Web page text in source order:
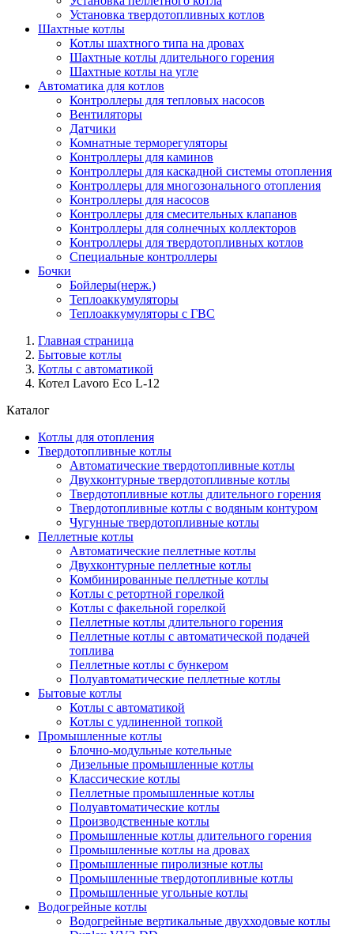
Установка твердотопливных котлов
Шахтные котлы
Котлы шахтного типа на дровах
Шахтные котлы длительного горения
Шахтные котлы на угле
Автоматика для котлов
Контроллеры для тепловых насосов
Вентиляторы
Датчики
Комнатные терморегуляторы
Контроллеры для каминов
Контроллеры для каскадной системы отопления
Контроллеры для многозонального отопления
Контроллеры для насосов
Контроллеры для смесительных клапанов
Контроллеры для солнечных коллекторов
Контроллеры для твердотопливных котлов
Специальные контроллеры
Бочки
Бойлеры(нерж.)
Теплоаккумуляторы
Теплоаккумуляторы с ГВС
Главная страница
Бытовые котлы
Котлы с автоматикой
Котел Lavoro Eco L-12
Каталог
Котлы для отопления
Твердотопливные котлы
Автоматические твердотопливные котлы
Двухконтурные твердотопливные котлы
Твердотопливные котлы длительного горения
Твердотопливные котлы с водяным контуром
Чугунные твердотопливные котлы
Пеллетные котлы
Автоматические пеллетные котлы
Двухконтурные пеллетные котлы
Комбинированные пеллетные котлы
Котлы с ретортной горелкой
Котлы с факельной горелкой
Пеллетные котлы длительного горения
Пеллетные котлы с автоматической подачей
топлива
Пеллетные котлы с бункером
Полуавтоматические пеллетные котлы
Бытовые котлы
Котлы с автоматикой
Котлы с удлиненной топкой
Промышленные котлы
Блочно-модульные котельные
Дизельные промышленные котлы
Классические котлы
Пеллетные промышленные котлы
Полуавтоматические котлы
Производственные котлы
Промышленные котлы длительного горения
Промышленные котлы на дровах
Промышленные пиролизные котлы
Промышленные твердотопливные котлы
Промышленные угольные котлы
Водогрейные котлы
Водогрейные вертикальные двухходовые котлы